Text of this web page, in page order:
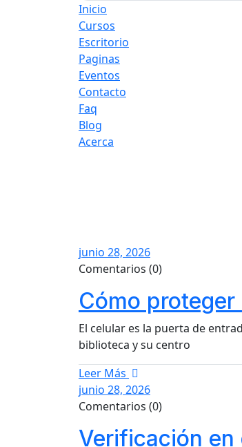
Inicio
Cursos
Escritorio
Paginas
Eventos
Contacto
Faq
Blog
Acerca
junio 28, 2026
Comentarios (0)
Cómo
El celular es la puerta de
biblioteca y su centro
Leer Más
junio 28, 2026
Comentarios (0)
Verificación en